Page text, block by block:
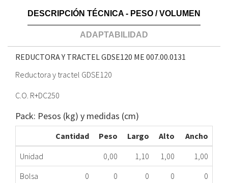
DESCRIPCIÓN TÉCNICA - PESO / VOLUMEN
ADAPTABILIDAD
REDUCTORA Y TRACTEL GDSE120 ME 007.00.0131
Reductora y tractel GDSE120
C.O. R+DC250
Pack: Pesos (kg) y medidas (cm)
Cantidad Peso Largo Alto
Ancho
Unidad
0,00 1,10 1,00
1,00
Bolsa
0 0 0 0
0